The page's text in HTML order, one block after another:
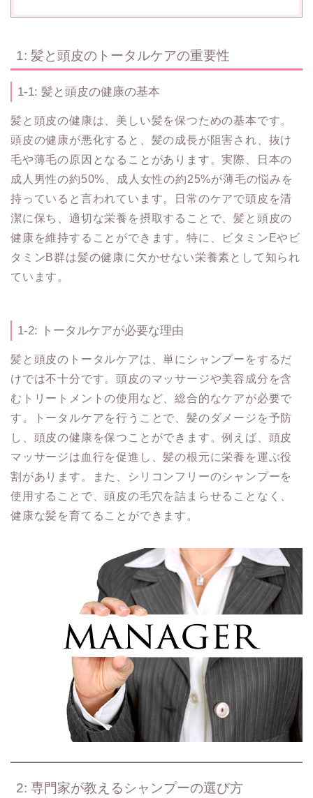
1: 髪と頭皮のトータルケアの重要性
1-1: 髪と頭皮の健康の基本
髪と頭皮の健康は、美しい髪を保つための基本です。
頭皮の健康が悪化すると、髪の成長が阻害され、抜け
毛や薄毛の原因となることがあります。実際、日本の
成人男性の約50%、成人女性の約25%が薄毛の悩みを
持っていると言われています。日常のケアで頭皮を清
潔に保ち、適切な栄養を摂取することで、髪と頭皮の
健康を維持することができます。特に、ビタミンEやビ
タミンB群は髪の健康に欠かせない栄養素として知られ
ています。
1-2: トータルケアが必要な理由
髪と頭皮のトータルケアは、単にシャンプーをするだ
けでは不十分です。頭皮のマッサージや美容成分を含
むトリートメントの使用など、総合的なケアが必要で
す。トータルケアを行うことで、髪のダメージを予防
し、頭皮の健康を保つことができます。例えば、頭皮
マッサージは血行を促進し、髪の根元に栄養を運ぶ役
割があります。また、シリコンフリーのシャンプーを
使用することで、頭皮の毛穴を詰まらせることなく、
健康な髪を育てることができます。
2: 専門家が教えるシャンプーの選び方